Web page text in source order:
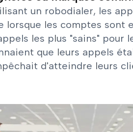
un robodialer, les
les comptes sont
les plus "sains" pour
que leurs appels
d'atteindre leurs